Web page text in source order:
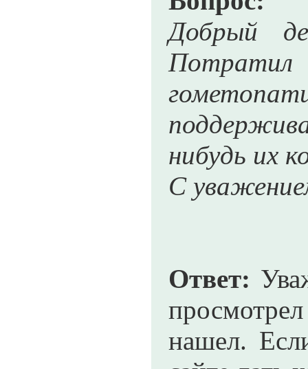
Добрый
Потратил
нибудь их
С
Ответ:
нашел.